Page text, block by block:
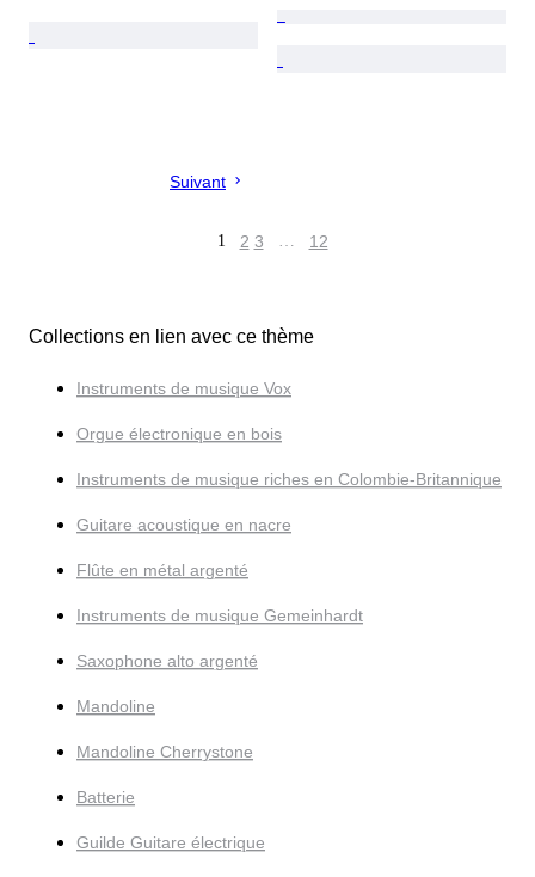
Suivant
1 2 3 … 12
Collections en lien avec ce thème
Instruments de musique Vox
Orgue électronique en bois
Instruments de musique riches en Colombie-Britannique
Guitare acoustique en nacre
Flûte en métal argenté
Instruments de musique Gemeinhardt
Saxophone alto argenté
Mandoline
Mandoline Cherrystone
Batterie
Guilde Guitare électrique